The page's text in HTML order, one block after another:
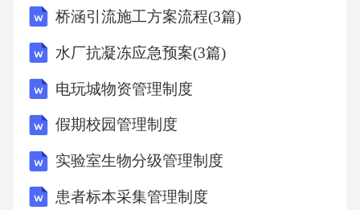
DE3-------------
13.如图，直线y=2%+4与y轴交于点4与久轴交于
点E,点B(a,6)在直线上，团ABCD的顶点。在X
轴上，反比例函数y=§(x>0)的图象经过点B、C
(m,2),则团ABC。的面积是
桥涵引流施工方案流程(3篇)
水厂抗凝冻应急预案(3篇)
电玩城物资管理制度
假期校园管理制度
实验室生物分级管理制度
患者标本采集管理制度